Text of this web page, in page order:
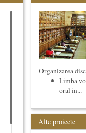
Organizarea
Limba
oral in...
Alte proiecte